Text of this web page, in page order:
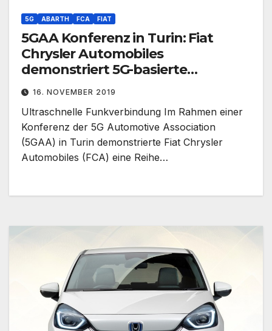
5G ABARTH FCA FIAT
5GAA Konferenz in Turin: Fiat
Chrysler Automobiles
demonstriert 5G-basierte
Technologien für mehr Sicherheit
im Straßenverkehr
16. NOVEMBER 2019
Ultraschnelle Funkverbindung Im Rahmen einer
Konferenz der 5G Automotive Association
(5GAA) in Turin demonstrierte Fiat Chrysler
Automobiles (FCA) eine Reihe…